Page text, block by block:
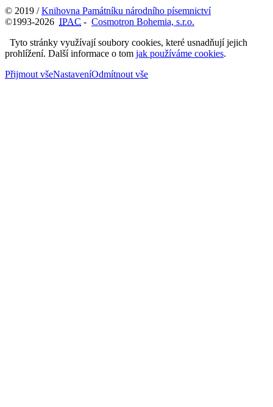
© 2019 /Knihovna Památníku národního písemnictví
©1993-2026 IPAC - Cosmotron Bohemia, s.r.o.
Tyto stránky využívají soubory cookies, které usnadňují jejich
prohlížení. Další informace o tom jak používáme cookies.
Přijmout všeNastaveníOdmítnout vše